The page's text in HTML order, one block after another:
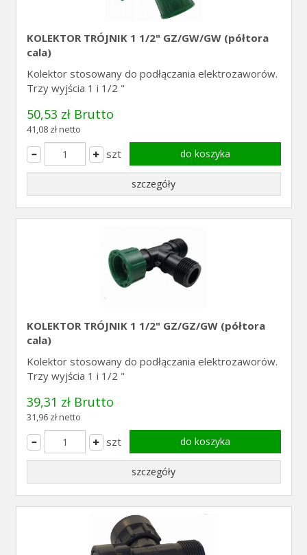
KOLEKTOR TRÓJNIK 1 1/2" GZ/GW/GW (półtora
cala)
Kolektor stosowany do podłączania elektrozaworów.
Trzy wyjścia 1 i 1/2 "
50,53 zł Brutto
41,08 zł netto
szt do koszyka
szczegóły
KOLEKTOR TRÓJNIK 1 1/2" GZ/GZ/GW (półtora
cala)
Kolektor stosowany do podłączania elektrozaworów.
Trzy wyjścia 1 i 1/2 "
39,31 zł Brutto
31,96 zł netto
szt do koszyka
szczegóły